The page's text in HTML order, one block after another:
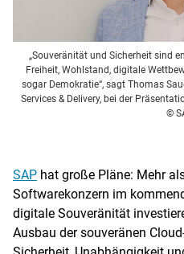
„Souveränität und Sicherheit sind
Freiheit, Wohlstand, digitale
sogar Demokratie“, sagt Thomas
Services & Delivery, bei der
©
SAP hat große Pläne: Mehr
Softwarekonzern im
digitale Souveränität
Ausbau der souveränen